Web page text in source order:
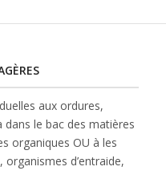
aux ordures,
dans le bac des matières
organiques OU à les
d’entraide,